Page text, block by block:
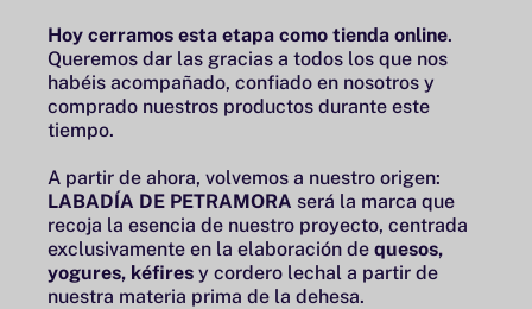
Hoy cerramos esta etapa como tienda online.
Queremos dar las gracias a todos los que nos
habéis acompañado, confiado en nosotros y
comprado nuestros productos durante este
tiempo.
A partir de ahora, volvemos a nuestro origen:
LABADÍA DE PETRAMORA será la marca que
recoja la esencia de nuestro proyecto, centrada
exclusivamente en la elaboración de quesos,
yogures, kéfires y cordero lechal a partir de
nuestra materia prima de la dehesa.